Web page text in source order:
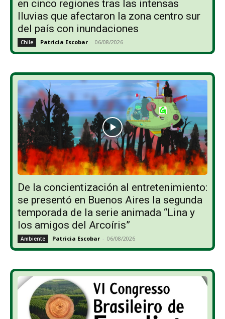
en cinco regiones tras las intensas
lluvias que afectaron la zona centro sur
del país con inundaciones
Chile Patricia Escobar - 06/08/2026
De la concientización al entretenimiento:
se presentó en Buenos Aires la segunda
temporada de la serie animada “Lina y
los amigos del Arcoíris”
Ambiente Patricia Escobar - 06/08/2026